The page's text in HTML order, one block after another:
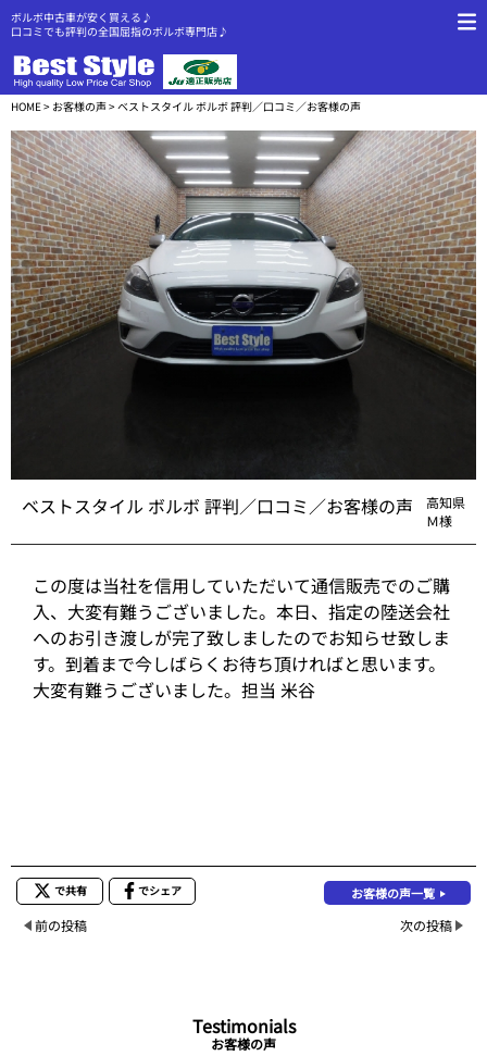
ボルボ中古車が安く買える♪
口コミでも評判の全国屈指のボルボ専門店♪
HOME> お客様の声> ベストスタイル ボルボ 評判／口コミ／お客様の声
ベストスタイル ボルボ 評判／口コミ／お客様の声
高知県
Ｍ様
この度は当社を信用していただいて通信販売でのご購
入、大変有難うございました。本日、指定の陸送会社
へのお引き渡しが完了致しましたのでお知らせ致しま
す。到着まで今しばらくお待ち頂ければと思います。
大変有難うございました。担当 米谷
で共有 でシェア お客様の声一覧
前の投稿 次の投稿
Testimonials
お客様の声